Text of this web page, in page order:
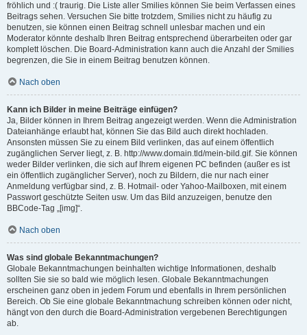
fröhlich und :( traurig. Die Liste aller Smilies können Sie beim Verfassen eines
Beitrags sehen. Versuchen Sie bitte trotzdem, Smilies nicht zu häufig zu
benutzen, sie können einen Beitrag schnell unlesbar machen und ein
Moderator könnte deshalb Ihren Beitrag entsprechend überarbeiten oder gar
komplett löschen. Die Board-Administration kann auch die Anzahl der Smilies
begrenzen, die Sie in einem Beitrag benutzen können.
Nach oben
Kann ich Bilder in meine Beiträge einfügen?
Ja, Bilder können in Ihrem Beitrag angezeigt werden. Wenn die Administration
Dateianhänge erlaubt hat, können Sie das Bild auch direkt hochladen.
Ansonsten müssen Sie zu einem Bild verlinken, das auf einem öffentlich
zugänglichen Server liegt, z. B. http://www.domain.tld/mein-bild.gif. Sie können
weder Bilder verlinken, die sich auf Ihrem eigenen PC befinden (außer es ist
ein öffentlich zugänglicher Server), noch zu Bildern, die nur nach einer
Anmeldung verfügbar sind, z. B. Hotmail- oder Yahoo-Mailboxen, mit einem
Passwort geschützte Seiten usw. Um das Bild anzuzeigen, benutze den
BBCode-Tag „[img]“.
Nach oben
Was sind globale Bekanntmachungen?
Globale Bekanntmachungen beinhalten wichtige Informationen, deshalb
sollten Sie sie so bald wie möglich lesen. Globale Bekanntmachungen
erscheinen ganz oben in jedem Forum und ebenfalls in Ihrem persönlichen
Bereich. Ob Sie eine globale Bekanntmachung schreiben können oder nicht,
hängt von den durch die Board-Administration vergebenen Berechtigungen
ab.